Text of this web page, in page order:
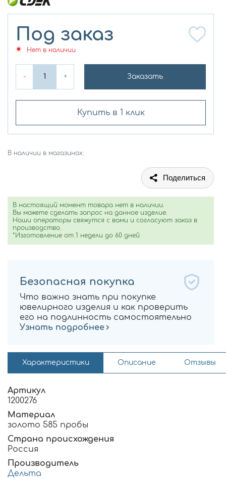
Под заказ
Нет в наличии
- + Заказать
Купить в 1 клик
В наличии в магазинах:
Поделиться
В настоящий момент товара нет в наличии.
Вы можете сделать запрос на данное изделие.
Наши операторы свяжутся с вами и согласуют заказ в
производство.
*Изготовление от 1 недели до 60 дней
Безопасная покупка
Что важно знать при покупке
ювелирного изделия и как проверить
его на подлинность самостоятельно
Узнать подробнее
Характеристики Описание Отзывы
Артикул
1200276
Материал
золото 585 пробы
Страна происхождения
Россия
Производитель
Дельта